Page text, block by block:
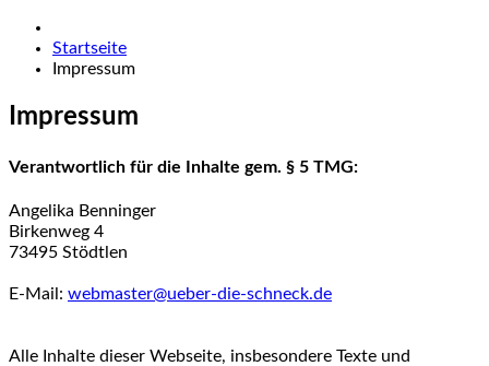
Startseite
Impressum
Impressum
Verantwortlich für die Inhalte gem. § 5 TMG:
Angelika Benninger
Birkenweg 4
73495 Stödtlen
E-Mail: webmaster@ueber-die-schneck.de
Alle Inhalte dieser Webseite, insbesondere Texte und